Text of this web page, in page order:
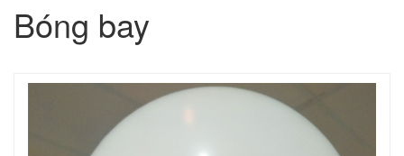
Bóng bay